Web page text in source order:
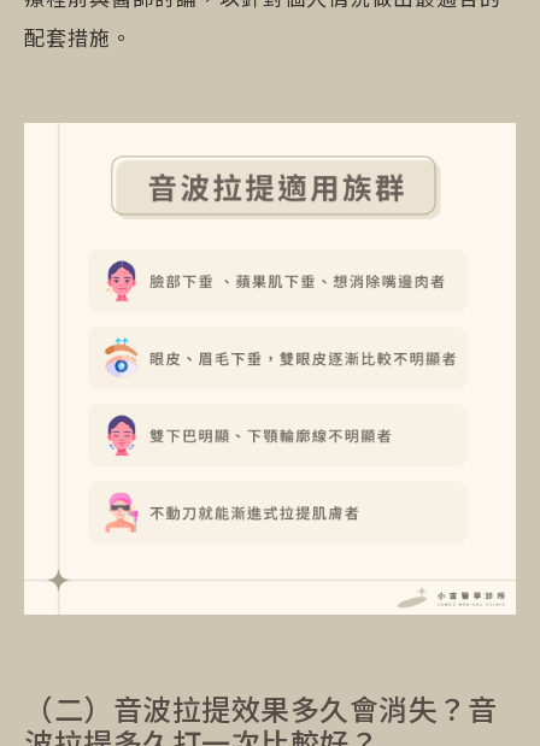
配套措施。
（二）音波拉提效果多久會消失？音